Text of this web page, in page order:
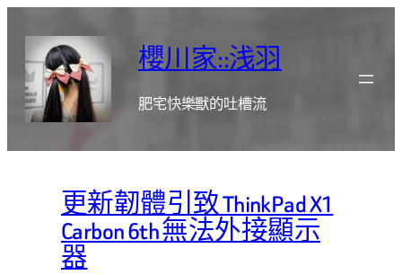
櫻川家::浅羽
肥宅快樂獸的吐槽流
更新韌體引致 ThinkPad X1
Carbon 6th 無法外接顯示
器